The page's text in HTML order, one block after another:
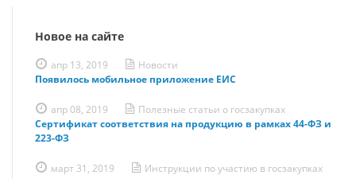
Новое на сайте
апр 13, 2019
Новости
Появилось мобильное приложение ЕИС
апр 08, 2019
Полезные статьи о госзакупках
Сертификат соответствия на продукцию в рамках 44-ФЗ и
223-ФЗ
март 31, 2019
Инструкции по участию в госзакупках